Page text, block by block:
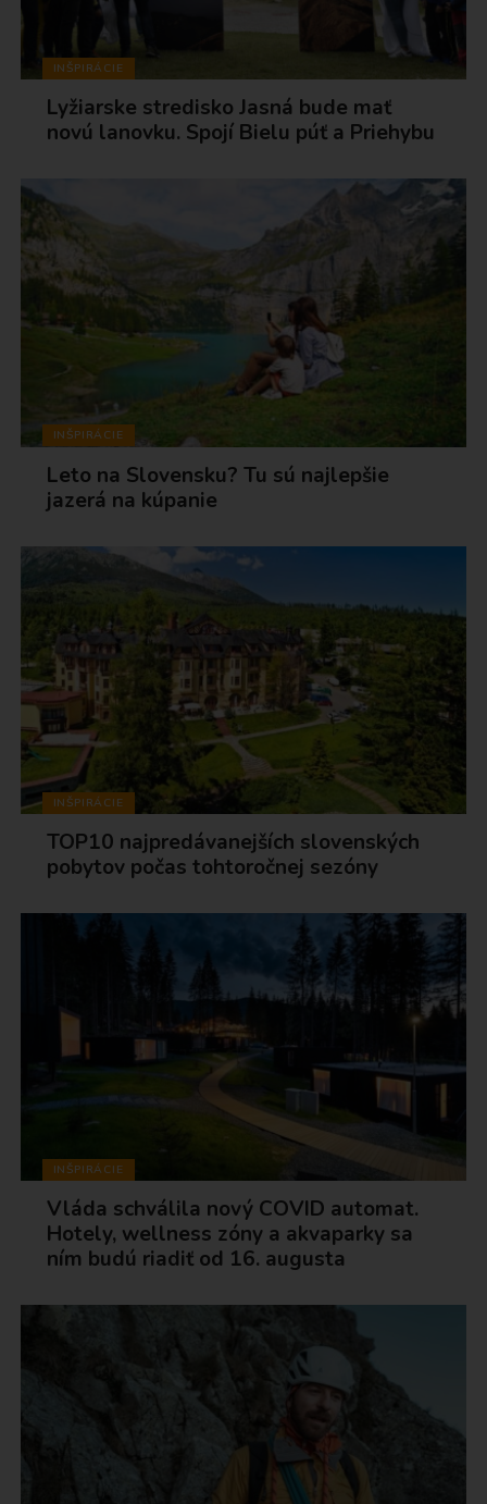
INŠPIRÁCIE
Lyžiarske stredisko Jasná bude mať
novú lanovku. Spojí Bielu púť a Priehybu
INŠPIRÁCIE
Leto na Slovensku? Tu sú najlepšie
jazerá na kúpanie
INŠPIRÁCIE
TOP10 najpredávanejších slovenských
pobytov počas tohtoročnej sezóny
INŠPIRÁCIE
Vláda schválila nový COVID automat.
Hotely, wellness zóny a akvaparky sa
ním budú riadiť od 16. augusta